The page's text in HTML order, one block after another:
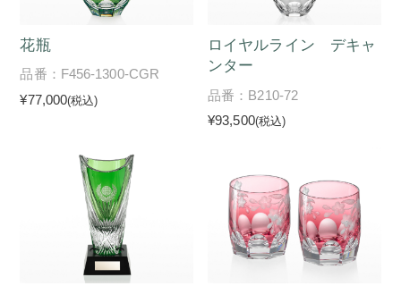
花瓶
品番：F456-1300-CGR
¥77,000(税込)
ロイヤルライン デキャ
ンター
品番：B210-72
¥93,500(税込)